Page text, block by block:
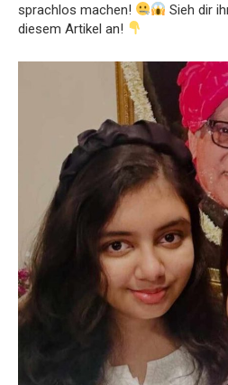
sprachlos machen!
Sieh dir
diesem Artikel an!